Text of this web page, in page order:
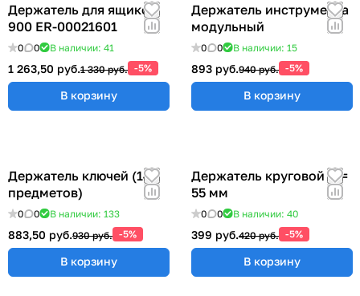
Держатель для ящиков
900 ER-00021601
0 0 В наличии: 41
1 263,50 руб.1 330 руб. -5%
В корзину
Держатель инструмента
модульный
0 0 В наличии: 15
893 руб.940 руб. -5%
В корзину
Держатель ключей (14
предметов)
0 0 В наличии: 133
883,50 руб.930 руб. -5%
В корзину
Держатель круговой Ø =
55 мм
0 0 В наличии: 40
399 руб.420 руб. -5%
В корзину